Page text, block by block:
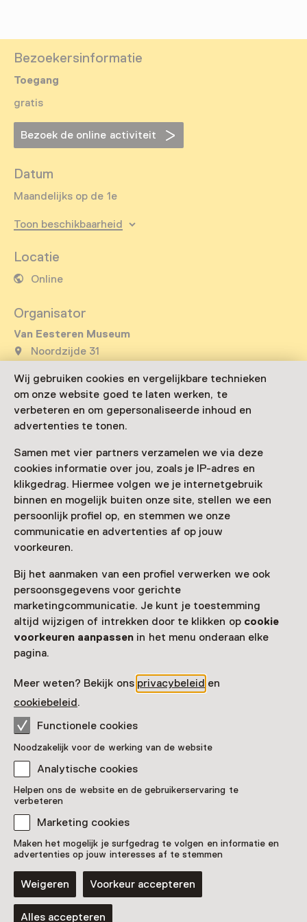
Wij gebruiken cookies en vergelijkbare technieken
om onze website goed te laten werken, te
verbeteren en om gepersonaliseerde inhoud en
advertenties te tonen.
Samen met vier partners verzamelen we via deze
cookies informatie over jou, zoals je IP-adres en
klikgedrag. Hiermee volgen we je internetgebruik
binnen en mogelijk buiten onze site, stellen we een
persoonlijk profiel op, en stemmen we onze
communicatie en advertenties af op jouw
voorkeuren.
Bij het aanmaken van een profiel verwerken we ook
persoonsgegevens voor gerichte
marketingcommunicatie. Je kunt je toestemming
altijd wijzigen of intrekken door te klikken op cookie
voorkeuren aanpassen in het menu onderaan elke
pagina.
Meer weten? Bekijk ons privacybeleid en
cookiebeleid.
Functionele cookies
Noodzakelijk voor de werking van de website
Analytische cookies
Helpen ons de website en de gebruikerservaring te
verbeteren
Marketing cookies
Maken het mogelijk je surfgedrag te volgen en informatie en
advertenties op jouw interesses af te stemmen
Weigeren Voorkeur accepteren
Alles accepteren
Bezoekersinformatie
Toegang
gratis
Bezoek de online activiteit
Datum
Maandelijks op de 1e
Toon beschikbaarheid
Locatie
Online
Organisator
Van Eesteren Museum
Noordzijde 31
Route plannenOpent in een nieuw tabblad
020 - 44 71 857
Vandaag open van 12:00 tot 17:00 uur
Zien & doen in Van
Eesteren Museum
Vaste collectie
Vaste tentoonstelling Van Eesteren